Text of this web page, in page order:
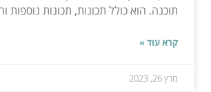
תוכנה. הוא כולל תכונות, תכונות נוספות
קרא עוד »
מרץ 26, 2023